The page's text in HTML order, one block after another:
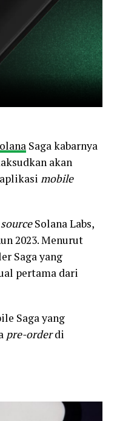
Saga kabarnya
akan
mobile
Solana Labs,
2023. Menurut
Saga yang
pertama dari
Saga yang
pre-orderdi